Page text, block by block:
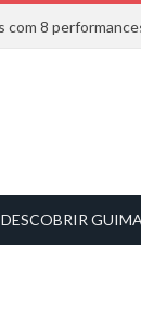
DESCOBRIR